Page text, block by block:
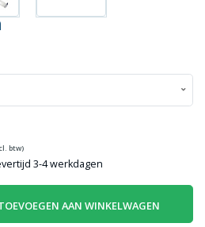
btw)
3-4 werkdagen
AAN WINKELWAGEN